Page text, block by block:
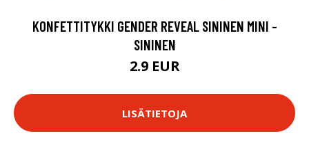
KONFETTITYKKI GENDER REVEAL SININEN MINI -
SININEN
2.9 EUR
LISÄTIETOJA